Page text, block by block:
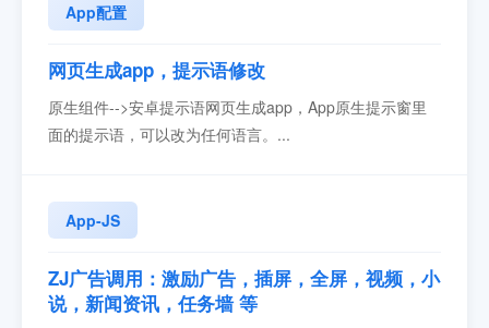
App配置
网页生成app，提示语修改
原生组件-->安卓提示语网页生成app，App原生提示窗里
面的提示语，可以改为任何语言。...
App-JS
ZJ广告调用：激励广告，插屏，全屏，视频，小
说，新闻资讯，任务墙 等